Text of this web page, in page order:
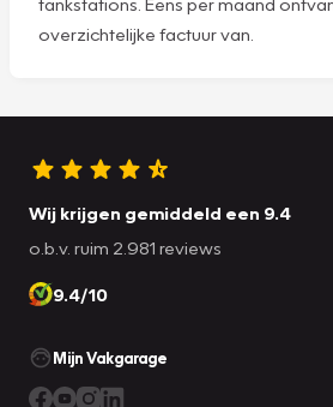
overzichtelijke factuur van.
Wij krijgen gemiddeld een 9.4
o.b.v. ruim 2.981 reviews
9.4/10
Mijn Vakgarage